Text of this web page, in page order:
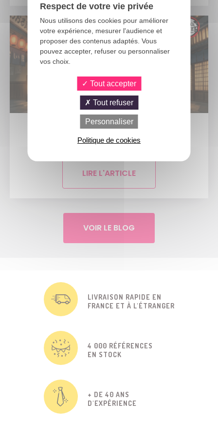
1 JUILLET 2026
Découvrez les accessoires officiels...
LIRE L'ARTICLE
VOIR LE BLOG
LIVRAISON RAPIDE EN
FRANCE ET À L'ÉTRANGER
4 000 RÉFÉRENCES
EN STOCK
+ DE 40 ANS
D'EXPÉRIENCE
Respect de votre vie privée
Nous utilisons des cookies pour améliorer
votre expérience, mesurer l'audience et
proposer des contenus adaptés. Vous
pouvez accepter, refuser ou personnaliser
vos choix.
Tout accepter
Tout refuser
Personnaliser
Politique de cookies